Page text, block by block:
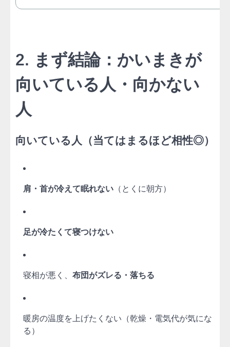
2. まず結論：かいまきが
向いている人・向かない
人
向いている人（当てはまるほど相性◎）
肩・首が冷えて眠れない （とくに朝方）
足が冷たくて寝つけない
寝相が悪く、 布団がズレる・落ちる
暖房の温度を上げたくない（乾燥・電気代が気にな
る）